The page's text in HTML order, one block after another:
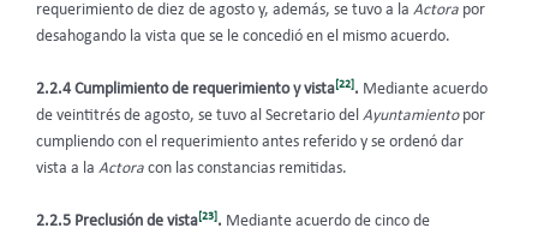
requerimiento de diez de agosto y, además, se tuvo a la Actora por
desahogando la vista que se le concedió en el mismo acuerdo.
2.2.4 Cumplimiento de requerimiento y vista[22]. Mediante acuerdo
de veintitrés de agosto, se tuvo al Secretario del Ayuntamiento por
cumpliendo con el requerimiento antes referido y se ordenó dar
vista a la Actora con las constancias remitidas.
2.2.5 Preclusión de vista[23]. Mediante acuerdo de cinco de